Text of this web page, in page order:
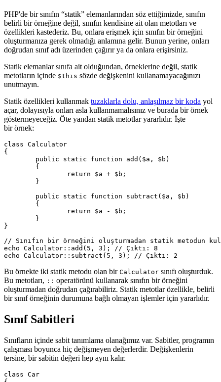
PHP'de bir sınıfın “statik” elemanlarından söz ettiğimizde, sınıfın
belirli bir örneğine değil, sınıfın kendisine ait olan metotları ve
özellikleri kastederiz. Bu, onlara erişmek için sınıfın bir örneğini
oluşturmanıza gerek olmadığı anlamına gelir. Bunun yerine, onları
doğrudan sınıf adı üzerinden çağırır ya da onlara erişirsiniz.
Statik elemanlar sınıfa ait olduğundan, örneklerine değil, statik
metotların içinde $this sözde değişkenini kullanamayacağınızı
unutmayın.
Statik özellikleri kullanmak tuzaklarla dolu, anlaşılmaz bir koda yol
açar, dolayısıyla onları asla kullanmamalısınız ve burada bir örnek
göstermeyeceğiz. Öte yandan statik metotlar yararlıdır. İşte
bir örnek:
class Calculator
{
}
// Sınıfın bir örneğini oluşturmadan statik metodun
echo Calculator::add(5, 3); // Çıktı: 8
Bu örnekte iki statik metodu olan bir Calculator sınıfı oluşturduk.
Bu metotları, :: operatörünü kullanarak sınıfın bir örneğini
oluşturmadan doğrudan çağırabiliriz. Statik metotlar özellikle, belirli
bir sınıf örneğinin durumuna bağlı olmayan işlemler için yararlıdır.
Sınıf Sabitleri
Sınıfların içinde sabit tanımlama olanağımız var. Sabitler, programın
çalışması boyunca hiç değişmeyen değerlerdir. Değişkenlerin
tersine, bir sabitin değeri hep aynı kalır.
class Car